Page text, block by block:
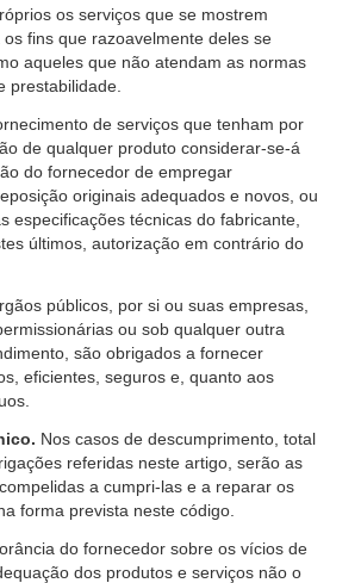
os serviços que se mostrem
fins que razoavelmente deles se
aqueles que não atendam as normas
prestabilidade.
de serviços que tenham por
de qualquer produto considerar-se-á
do fornecedor de empregar
originais adequados e novos, ou
especificações técnicas do fabricante,
últimos, autorização em contrário do
públicos, por si ou suas empresas,
ou sob qualquer outra
são obrigados a fornecer
eficientes, seguros e, quanto aos
Nos casos de descumprimento, total
referidas neste artigo, serão as
a cumpri-las e a reparar os
forma prevista neste código.
do fornecedor sobre os vícios de
dos produtos e serviços não o